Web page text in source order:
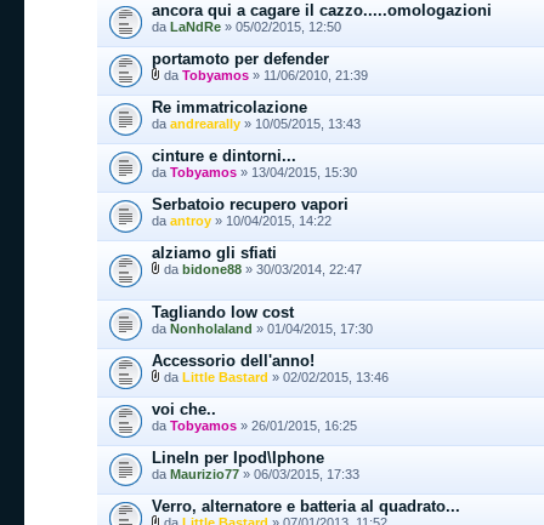
ancora qui a cagare il cazzo.....omologazioni
da LaNdRe » 05/02/2015, 12:50
portamoto per defender
da Tobyamos » 11/06/2010, 21:39
Re immatricolazione
da andrearally » 10/05/2015, 13:43
cinture e dintorni...
da Tobyamos » 13/04/2015, 15:30
Serbatoio recupero vapori
da antroy » 10/04/2015, 14:22
alziamo gli sfiati
da bidone88 » 30/03/2014, 22:47
Tagliando low cost
da Nonholaland » 01/04/2015, 17:30
Accessorio dell'anno!
da Little Bastard » 02/02/2015, 13:46
voi che..
da Tobyamos » 26/01/2015, 16:25
LineIn per Ipod\Iphone
da Maurizio77 » 06/03/2015, 17:33
Verro, alternatore e batteria al quadrato...